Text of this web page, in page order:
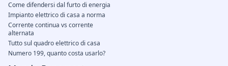
Come difendersi dal furto di energia
Impianto elettrico di casa a norma
Corrente continua vs corrente
alternata
Tutto sul quadro elettrico di casa
Numero 199, quanto costa usarlo?